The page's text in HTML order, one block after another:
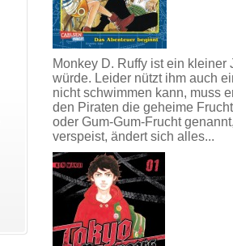
Monkey D. Ruffy ist ein
würde. Leider nützt ihm auch
nicht schwimmen kann, muss
den Piraten die geheime
oder Gum-Gum-Frucht
verspeist, ändert sich alles...